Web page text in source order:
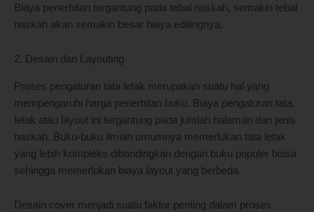
Biaya penerbitan tergantung pada tebal naskah, semakin tebal
naskah akan semakin besar biaya editingnya.
2. Desain dan Layouting
Proses pengaturan tata letak merupakan suatu hal yang
mempengaruhi harga penerbitan buku. Biaya pengaturan tata
letak atau layout ini tergantung pada jumlah halaman dan jenis
naskah. Buku-buku ilmiah umumnya memerlukan tata letak
yang lebih kompleks dibandingkan dengan buku populer biasa
sehingga memerlukan biaya layout yang berbeda.
Desain cover menjadi suatu faktor penting dalam proses